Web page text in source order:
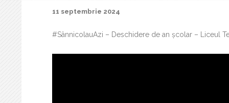
11 septembrie 2024
#SânnicolauAzi – Deschidere de an școlar – Liceul